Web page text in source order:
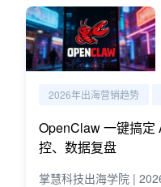
2026年出海营销趋势
OpenClaw 一键搞定
控、数据复盘
掌慧科技出海学院 |